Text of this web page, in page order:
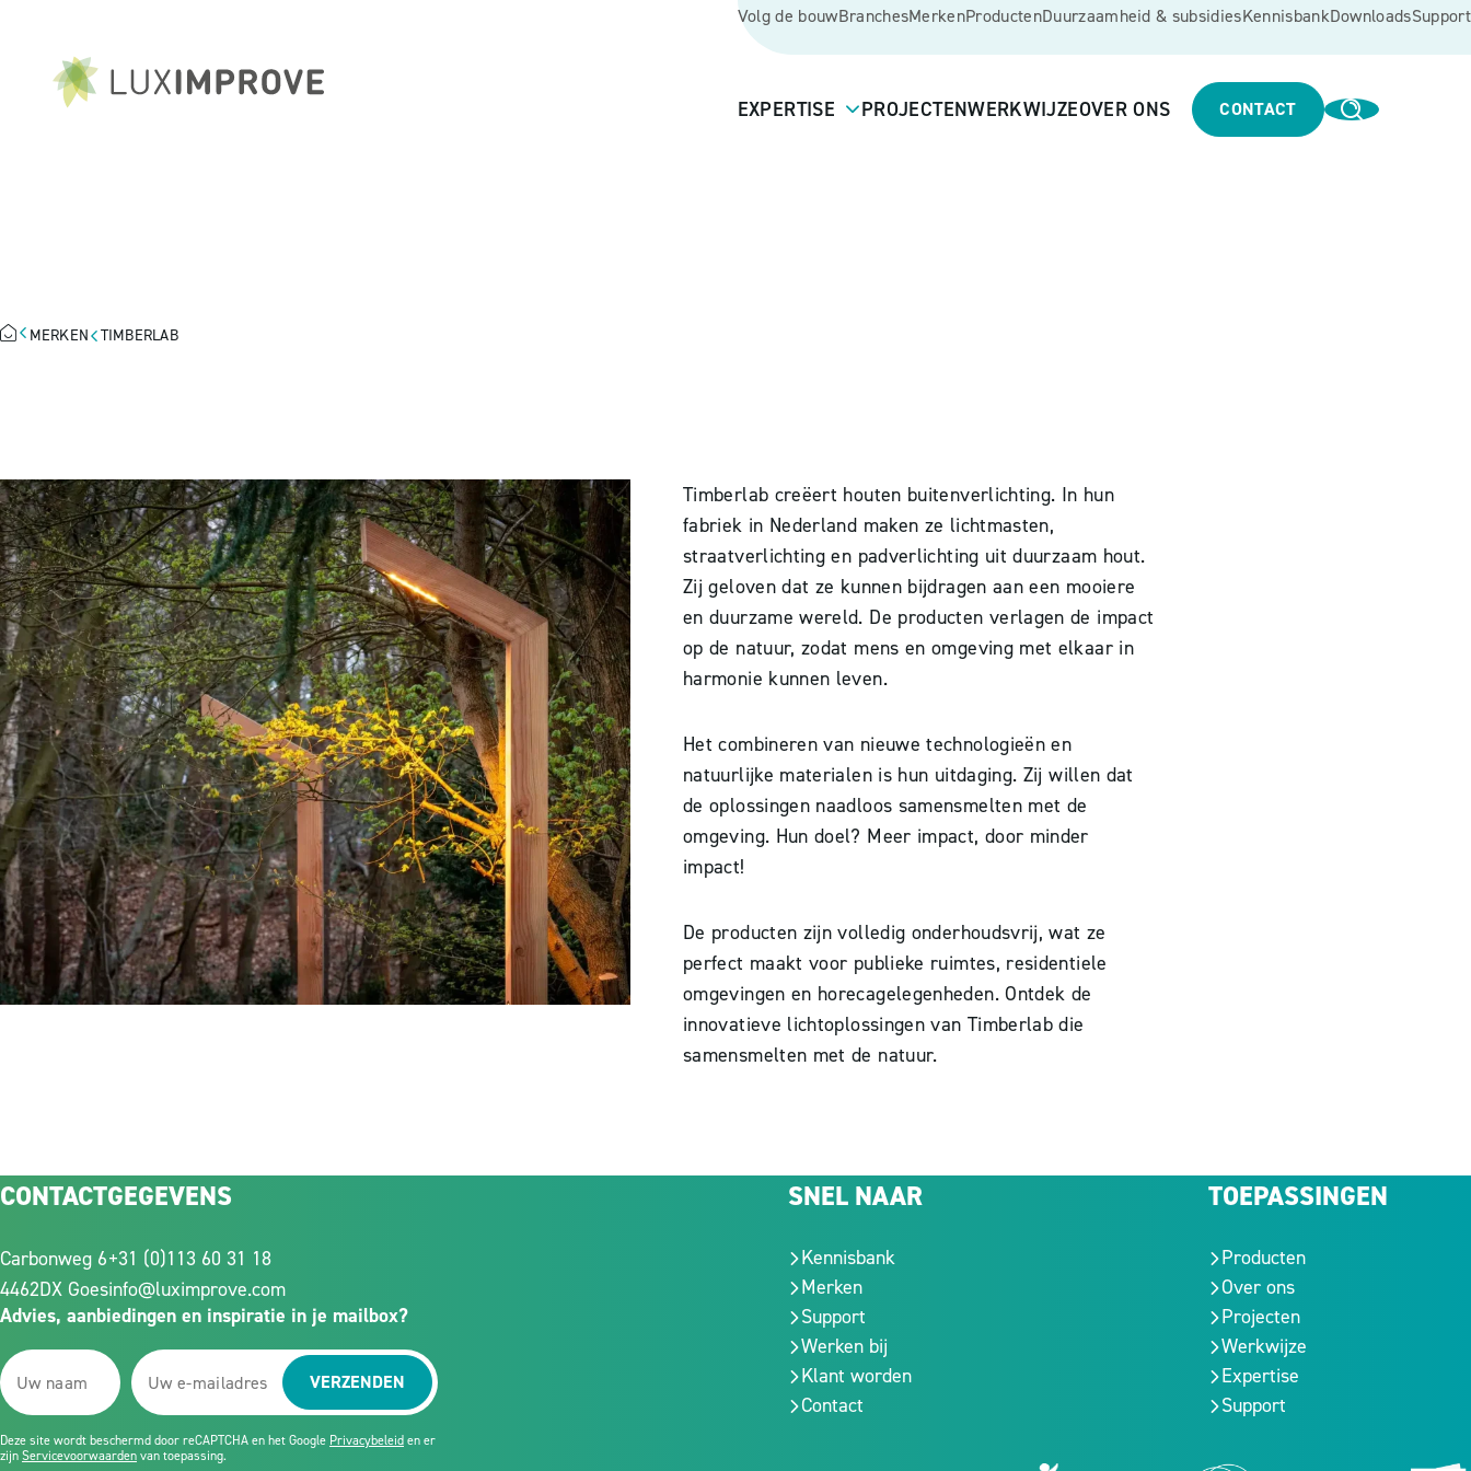
Volg de bouwBranchesMerkenProductenDuurzaamheid & subsidiesKennisbankDownloadsSupport
EXPERTISE PROJECTENWERKWIJZEOVER ONS CONTACT
MERKEN TIMBERLAB
Timberlab creëert houten buitenverlichting. In hun
fabriek in Nederland maken ze lichtmasten,
straatverlichting en padverlichting uit duurzaam hout.
Zij geloven dat ze kunnen bijdragen aan een mooiere
en duurzame wereld. De producten verlagen de impact
op de natuur, zodat mens en omgeving met elkaar in
harmonie kunnen leven.
Het combineren van nieuwe technologieën en
natuurlijke materialen is hun uitdaging. Zij willen dat
de oplossingen naadloos samensmelten met de
omgeving. Hun doel? Meer impact, door minder
impact!
De producten zijn volledig onderhoudsvrij, wat ze
perfect maakt voor publieke ruimtes, residentiele
omgevingen en horecagelegenheden. Ontdek de
innovatieve lichtoplossingen van Timberlab die
samensmelten met de natuur.
CONTACTGEGEVENS
Carbonweg 6
4462DX Goes
+31 (0)113 60 31 18
info@luximprove.com
Advies, aanbiedingen en inspiratie in je mailbox?
VERZENDEN
Deze site wordt beschermd door reCAPTCHA en het Google Privacybeleiden er
zijnServicevoorwaardenvan toepassing.
SNEL NAAR
Kennisbank
Merken
Support
Werken bij
Klant worden
Contact
TOEPASSINGEN
Producten
Over ons
Projecten
Werkwijze
Expertise
Support